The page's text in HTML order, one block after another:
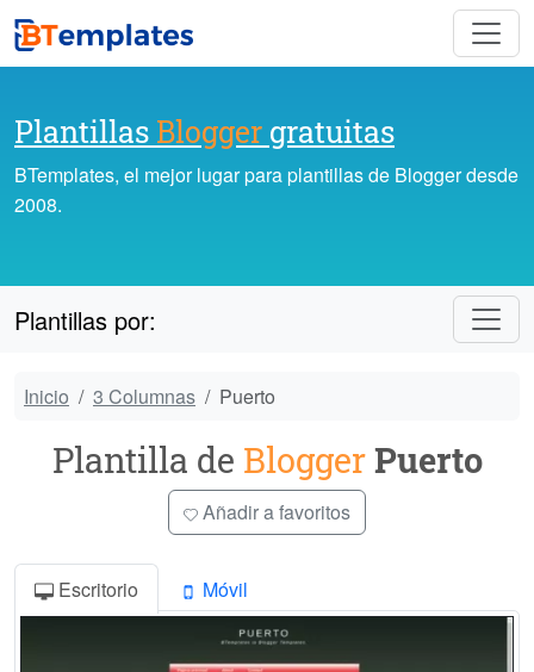
Plantillas Blogger gratuitas
BTemplates, el mejor lugar para plantillas de Blogger desde
2008.
Plantillas por:
Inicio 3 Columnas Puerto
Plantilla de BloggerPuerto
Añadir a favoritos
Escritorio Móvil